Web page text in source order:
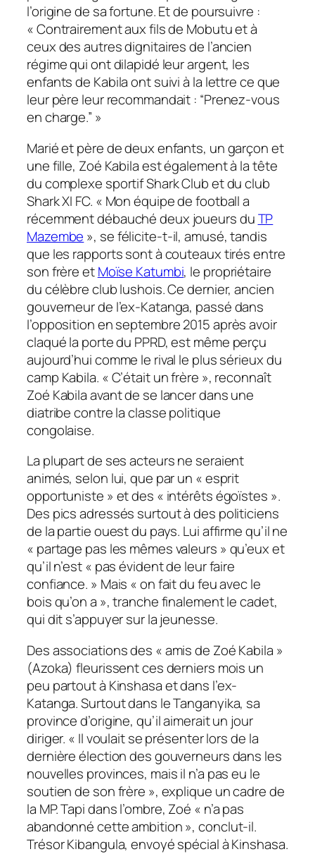
l’origine de sa fortune. Et de poursuivre :
« Contrairement aux fils de Mobutu et à
ceux des autres dignitaires de l’ancien
régime qui ont dilapidé leur argent, les
enfants de Kabila ont suivi à la lettre ce que
leur père leur recommandait : “Prenez-vous
en charge.” »
Marié et père de deux enfants, un garçon et
une fille, Zoé Kabila est également à la tête
du complexe sportif Shark Club et du club
Shark XI FC. « Mon équipe de football a
récemment débauché deux joueurs duTP
Mazembe », se félicite-t-il, amusé, tandis
que les rapports sont à couteaux tirés entre
son frère etMoïse Katumbi, le propriétaire
du célèbre club lushois. Ce dernier, ancien
gouverneur de l’ex-Katanga, passé dans
l’opposition en septembre 2015 après avoir
claqué la porte du PPRD, est même perçu
aujourd’hui comme le rival le plus sérieux du
camp Kabila. « C’était un frère », reconnaît
Zoé Kabila avant de se lancer dans une
diatribe contre la classe politique
congolaise.
La plupart de ses acteurs ne seraient
animés, selon lui, que par un « esprit
opportuniste » et des « intérêts égoïstes ».
Des pics adressés surtout à des politiciens
de la partie ouest du pays. Lui affirme qu’il ne
« partage pas les mêmes valeurs » qu’eux et
qu’il n’est « pas évident de leur faire
confiance. » Mais « on fait du feu avec le
bois qu’on a », tranche finalement le cadet,
qui dit s’appuyer sur la jeunesse.
Des associations des « amis de Zoé Kabila »
(Azoka) fleurissent ces derniers mois un
peu partout à Kinshasa et dans l’ex-
Katanga. Surtout dans le Tanganyika, sa
province d’origine, qu’il aimerait un jour
diriger. « Il voulait se présenter lors de la
dernière élection des gouverneurs dans les
nouvelles provinces, mais il n’a pas eu le
soutien de son frère », explique un cadre de
la MP. Tapi dans l’ombre, Zoé « n’a pas
abandonné cette ambition », conclut-il.
Trésor Kibangula, envoyé spécial à Kinshasa.